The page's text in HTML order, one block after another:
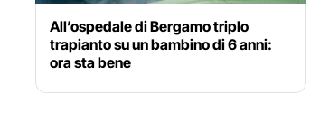
All’ospedale di Bergamo triplo
trapianto su un bambino di 6 anni:
ora sta bene